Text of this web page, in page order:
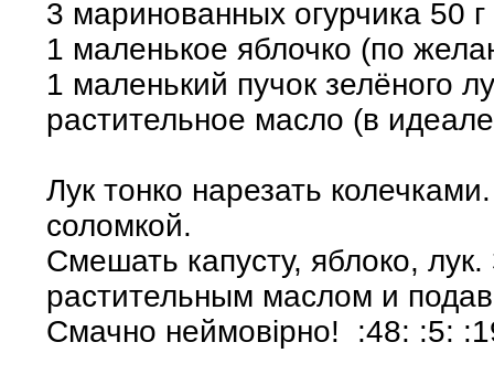
3 маринованных огурчика 50 г
1 маленькое яблочко (по
1 маленький пучок зелёного
растительное масло (в
Лук тонко нарезать
соломкой.
Смешать капусту, яблоко,
растительным маслом и
Смачно неймовiрно! :48: :5: